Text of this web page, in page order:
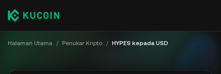
Halaman Utama / Penukar Kripto / HYPES kepada USD